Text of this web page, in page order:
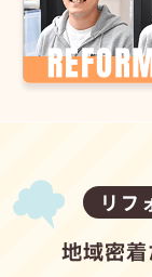
リフ
地域密